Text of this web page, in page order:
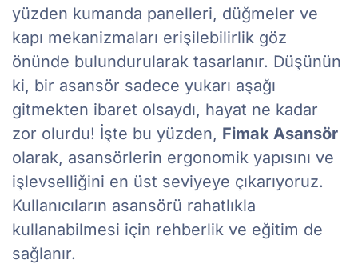
yüzden kumanda panelleri, düğmeler ve
kapı mekanizmaları erişilebilirlik göz
önünde bulundurularak tasarlanır. Düşünün
ki, bir asansör sadece yukarı aşağı
gitmekten ibaret olsaydı, hayat ne kadar
zor olurdu! İşte bu yüzden, Fimak Asansör
olarak, asansörlerin ergonomik yapısını ve
işlevselliğini en üst seviyeye çıkarıyoruz.
Kullanıcıların asansörü rahatlıkla
kullanabilmesi için rehberlik ve eğitim de
sağlanır.